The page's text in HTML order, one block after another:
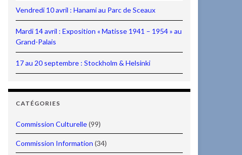
Vendredi 10 avril : Hanami au Parc de Sceaux
Mardi 14 avril : Exposition « Matisse 1941 – 1954 » au
Grand-Palais
17 au 20 septembre : Stockholm & Helsinki
CATÉGORIES
Commission Culturelle(99)
Commission Information (34)